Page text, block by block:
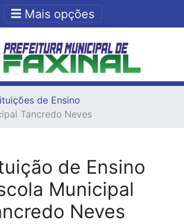
Mais opções
de Ensino
Tancredo Neves
de Ensino
Municipal
Neves